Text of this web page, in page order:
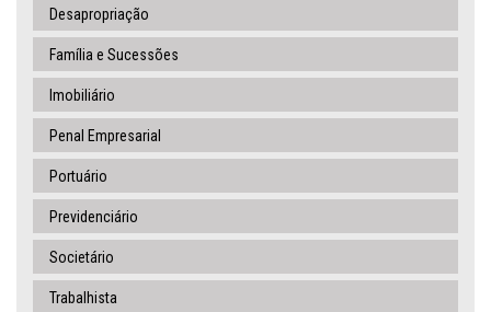
Desapropriação
Família e Sucessões
Imobiliário
Penal Empresarial
Portuário
Previdenciário
Societário
Trabalhista